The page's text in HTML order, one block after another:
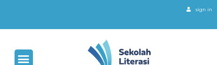
sign in